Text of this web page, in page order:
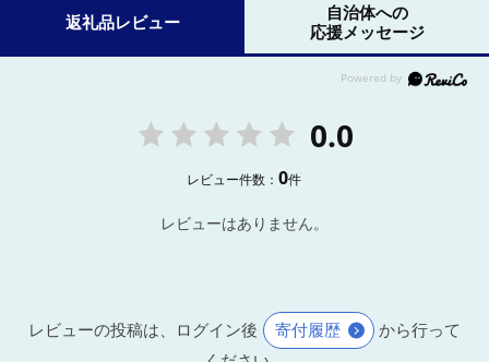
返礼品レビュー
自治体への
応援メッセージ
0.0
レビュー件数：0件
レビューはありません。
レビューの投稿は、ログイン後 寄付履歴
から行って